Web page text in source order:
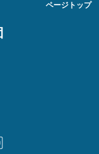
ページトップ